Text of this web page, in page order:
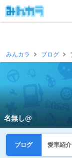
みんカラ ブログ
名無し@
ブログ 愛車紹介